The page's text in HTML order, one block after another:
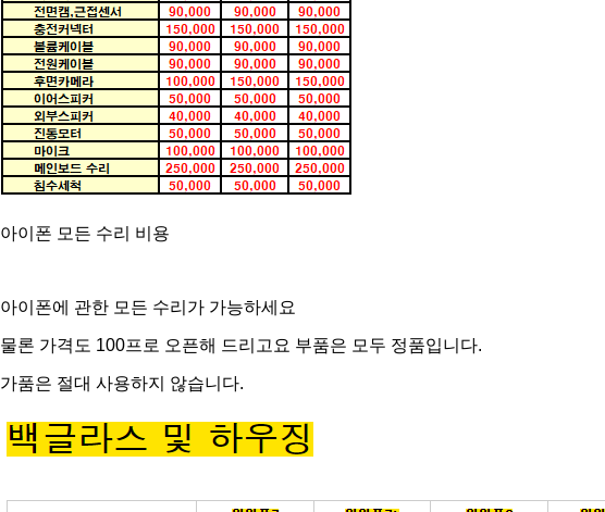
아이폰 모든 수리 비용
아이폰에 관한 모든 수리가 가능하세요
물론 가격도 100프로 오픈해 드리고요 부품은 모두 정품입니다.
가품은 절대 사용하지 않습니다.